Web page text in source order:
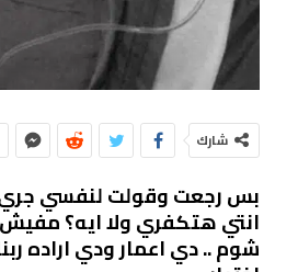
شارك
بس رجعت وقولت لنفسي جري
انتي هتكفري ولا ايه؟
شوم .. دي اعمار ودي اراده